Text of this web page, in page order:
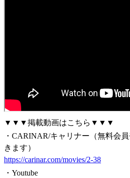
▼▼▼掲載動画はこちら▼▼▼
・CARINAR/キャリナー（無料会
きます）
https://carinar.com/movies/2-38
・Youtube